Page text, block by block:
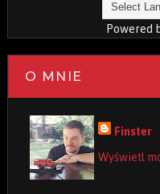
Powered
O MNIE
Finster
Wyświetl